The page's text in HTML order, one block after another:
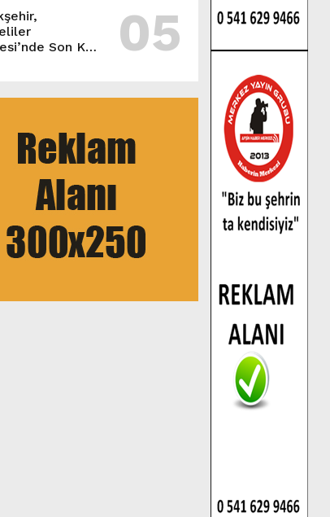
Son Kat
05